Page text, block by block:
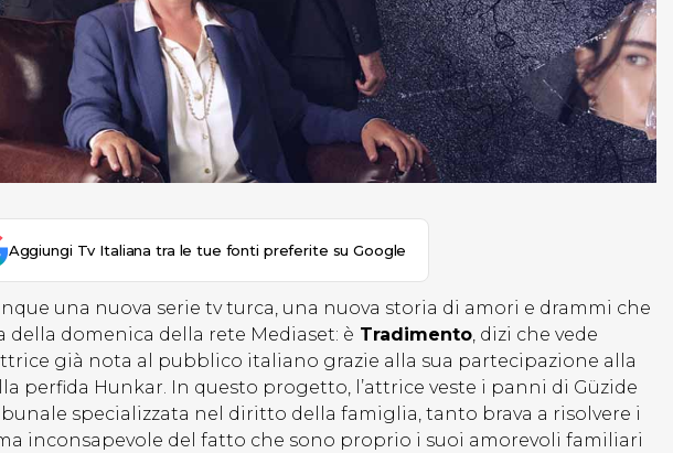
Aggiungi Tv Italiana tra le tue fonti preferite su Google
una nuova serie tv turca, una nuova storia di amori e drammi che
domenica della rete Mediaset: è Tradimento, dizi che vede
già nota al pubblico italiano grazie alla sua partecipazione alla
perfida Hunkar. In questo progetto, l’attrice veste i panni di Güzide
specializzata nel diritto della famiglia, tanto brava a risolvere i
inconsapevole del fatto che sono proprio i suoi amorevoli familiari